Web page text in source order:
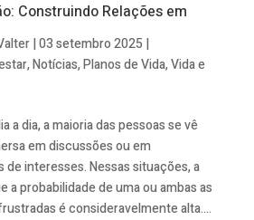
Construindo Relações em
|03 setembro 2025 |
,Notícias,Planos de Vida,Vida e
a dia, a maioria das pessoas se vê
em discussões ou em
interesses. Nessas situações, a
a probabilidade de uma ou ambas as
é consideravelmente alta....